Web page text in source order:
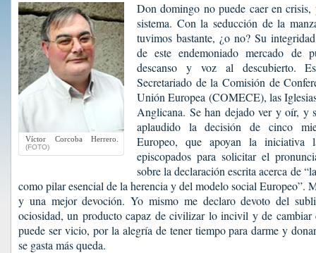
Víctor Corcoba Herrero.
(FOTO)
Don domingo no puede caer en
sistema. Con la seducción de la
tuvimos bastante, ¿o no? Su
de este endemoniado mercado de
descanso y voz al descubierto.
Secretariado de la Comisión de
Unión Europea (COMECE), las
Anglicana. Se han dejado ver y oír, y
aplaudido la decisión de cinco
Europeo, que apoyan la iniciativa
episcopados para solicitar el
sobre la declaración escrita acerca de
como pilar esencial de la herencia y del modelo social Europeo”.
y una mejor devoción. Yo mismo me declaro devoto del
ociosidad, un producto capaz de civilizar lo incivil y de cambiar
puede ser vicio, por la alegría de tener tiempo para darme y
se gasta más queda.